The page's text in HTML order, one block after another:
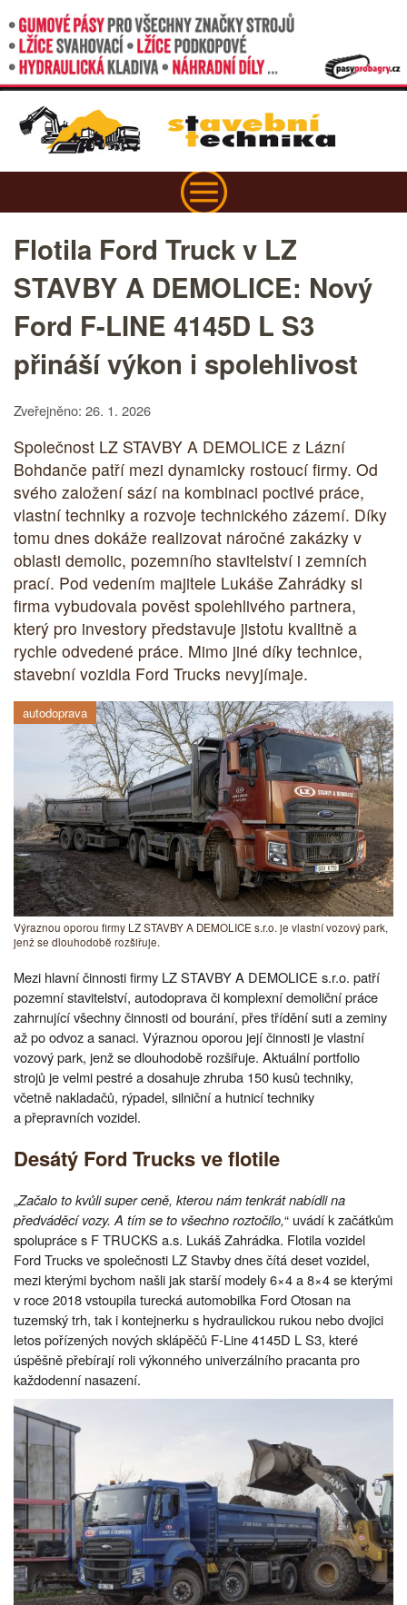
Flotila Ford Truck v LZ
STAVBY A DEMOLICE: Nový
Ford F-LINE 4145D L S3
přináší výkon i spolehlivost
Zveřejněno: 26. 1. 2026
Společnost LZ STAVBY A DEMOLICE z Lázní
Bohdanče patří mezi dynamicky rostoucí firmy. Od
svého založení sází na kombinaci poctivé práce,
vlastní techniky a rozvoje technického zázemí. Díky
tomu dnes dokáže realizovat náročné zakázky v
oblasti demolic, pozemního stavitelství i zemních
prací. Pod vedením majitele Lukáše Zahrádky si
firma vybudovala pověst spolehlivého partnera,
který pro investory představuje jistotu kvalitně a
rychle odvedené práce. Mimo jiné díky technice,
stavební vozidla Ford Trucks nevyjímaje.
autodoprava
Výraznou oporou firmy LZ STAVBY A DEMOLICE s.r.o. je vlastní vozový park,
jenž se dlouhodobě rozšiřuje.
Mezi hlavní činnosti firmy LZ STAVBY A DEMOLICE s.r.o. patří
pozemní stavitelství, autodoprava či komplexní demoliční práce
zahrnující všechny činnosti od bourání, přes třídění suti a zeminy
až po odvoz a sanaci. Výraznou oporou její činnosti je vlastní
vozový park, jenž se dlouhodobě rozšiřuje. Aktuální portfolio
strojů je velmi pestré a dosahuje zhruba 150 kusů techniky,
včetně nakladačů, rýpadel, silniční a hutnicí techniky
a přepravních vozidel.
Desátý Ford Trucks ve flotile
„Začalo to kvůli super ceně, kterou nám tenkrát nabídli na
předváděcí vozy. A tím se to všechno roztočilo,“ uvádí k začátkům
spolupráce s F TRUCKS a.s. Lukáš Zahrádka. Flotila vozidel
Ford Trucks ve společnosti LZ Stavby dnes čítá deset vozidel,
mezi kterými bychom našli jak starší modely 6×4 a 8×4 se kterými
v roce 2018 vstoupila turecká automobilka Ford Otosan na
tuzemský trh, tak i kontejnerku s hydraulickou rukou nebo dvojici
letos pořízených nových sklápěčů F-Line 4145D L S3, které
úspěšně přebírají roli výkonného univerzálního pracanta pro
každodenní nasazení.